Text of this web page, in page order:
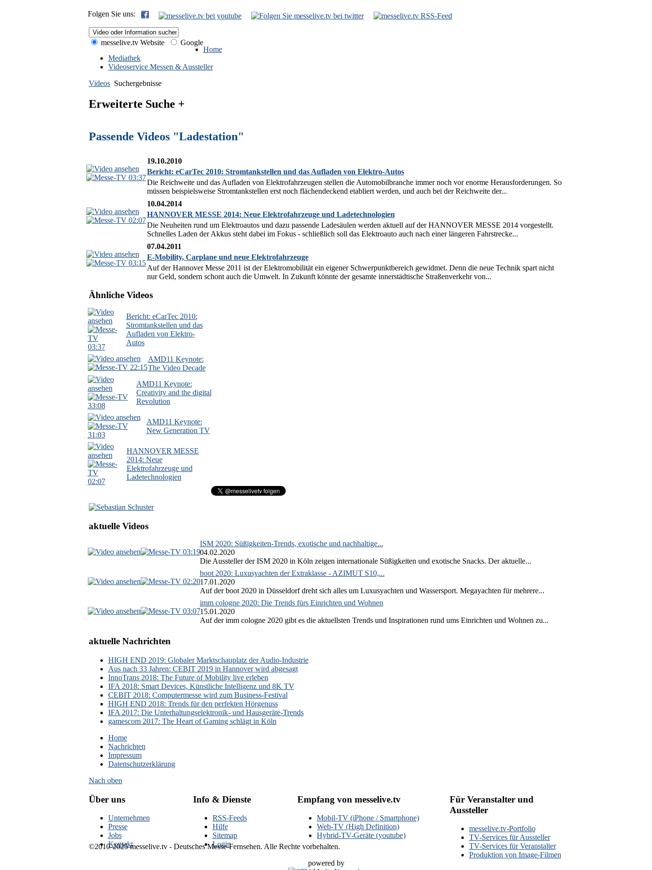
Folgen Sie uns:
messelive.tv Website
Google
Home
Mediathek
Videoservice Messen & Aussteller
Videos Suchergebnisse
Erweiterte Suche +
Passende Videos "Ladestation"
03:37
19.10.2010
Bericht: eCarTec 2010: Stromtankstellen und das Aufladen von Elektro-Autos
Die Reichweite und das Aufladen von Elektrofahrzeugen stellen die Automobilbranche immer noch vor enorme Herausforderungen. So
müssen beispielsweise Stromtankstellen erst noch flächendeckend etabliert werden, und auch bei der Reichweite der...
02:07
10.04.2014
HANNOVER MESSE 2014: Neue Elektrofahrzeuge und Ladetechnologien
Die Neuheiten rund um Elektroautos und dazu passende Ladesäulen werden aktuell auf der HANNOVER MESSE 2014 vorgestellt.
Schnelles Laden der Akkus steht dabei im Fokus - schließlich soll das Elektroauto auch nach einer längeren Fahrstrecke...
03:15
07.04.2011
E-Mobility, Carplane und neue Elektrofahrzeuge
Auf der Hannover Messe 2011 ist der Elektromobilität ein eigener Schwerpunktbereich gewidmet. Denn die neue Technik spart nicht
nur Geld, sondern schont auch die Umwelt. In Zukunft könnte der gesamte innerstädtische Straßenverkehr von...
Ähnliche Videos
03:37
Bericht: eCarTec 2010:
Stromtankstellen und das
Aufladen von Elektro-
Autos
22:15
AMD11 Keynote:
The Video Decade
33:08
AMD11 Keynote:
Creativity and the digital
Revolution
31:03
AMD11 Keynote:
New Generation TV
02:07
HANNOVER MESSE
2014: Neue
Elektrofahrzeuge und
Ladetechnologien
aktuelle Videos
03:19
ISM 2020: Süßigkeiten-Trends, exotische und nachhaltige...
04.02.2020
Die Aussteller der ISM 2020 in Köln zeigen internationale Süßigkeiten und exotische Snacks. Der aktuelle...
02:20
boot 2020: Luxusyachten der Extraklasse - AZIMUT S10,...
17.01.2020
Auf der boot 2020 in Düsseldorf dreht sich alles um Luxusyachten und Wassersport. Megayachten für mehrere...
03:07
imm cologne 2020: Die Trends fürs Einrichten und Wohnen
15.01.2020
Auf der imm cologne 2020 gibt es die aktuellsten Trends und Inspirationen rund ums Einrichten und Wohnen zu...
aktuelle Nachrichten
HIGH END 2019: Globaler Marktschauplatz der Audio-Industrie
Aus nach 33 Jahren: CEBIT 2019 in Hannover wird abgesagt
InnoTrans 2018: The Future of Mobility live erleben
IFA 2018: Smart Devices, Künstliche Intelligenz und 8K TV
CEBIT 2018: Computermesse wird zum Business-Festival
HIGH END 2018: Trends für den perfekten Hörgenuss
IFA 2017: Die Unterhaltungselektronik- und Hausgeräte-Trends
gamescom 2017: The Heart of Gaming schlägt in Köln
Home
Nachrichten
Impressum
Datenschutzerklärung
Nach oben
Über uns
Unternehmen
Presse
Jobs
Kontakt
Info & Dienste
RSS-Feeds
Hilfe
Sitemap
Login
Empfang von messelive.tv
Mobil-TV (iPhone / Smartphone)
Web-TV (High Definition)
Hybrid-TV-Geräte (youtube)
Für Veranstalter und
Aussteller
messelive.tv-Portfolio
TV-Services für Aussteller
TV-Services für Veranstalter
Produktion von Image-Filmen
©2010-2025 messelive.tv - Deutsches Messe-Fernsehen. Alle Rechte vorbehalten.
powered by